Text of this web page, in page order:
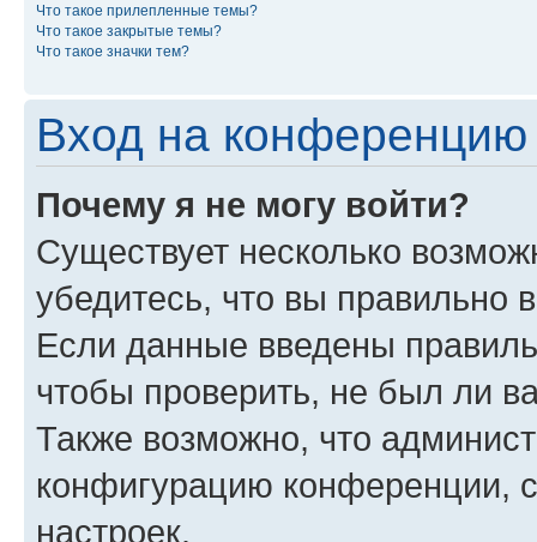
Что такое прилепленные темы?
Что такое закрытые темы?
Что такое значки тем?
Вход на конференцию
Почему я не могу войти?
Существует несколько
убедитесь, что вы правильно
Если данные введены
чтобы проверить, не был ли
Также возможно, что
конфигурацию конференции,
настроек.